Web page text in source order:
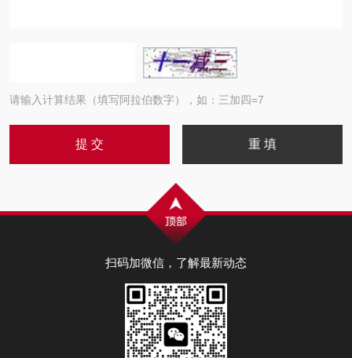
请输入计算结果（填写阿拉伯数字），如：三加四=7
扫码加微信，了解最新动态